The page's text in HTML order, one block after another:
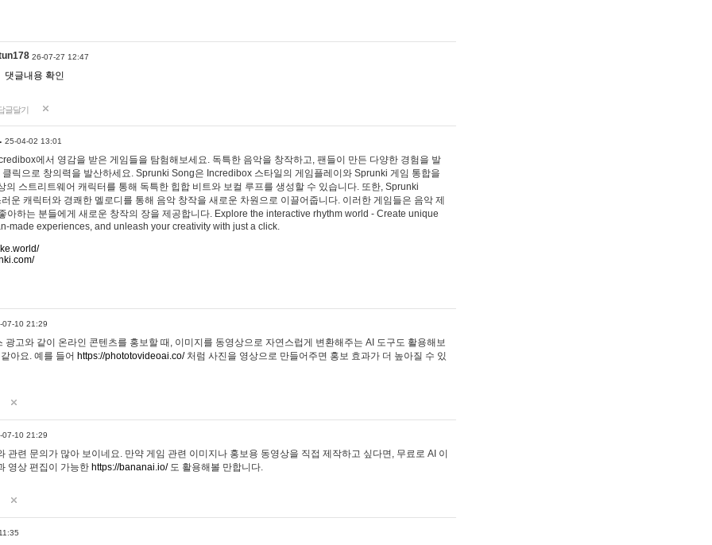
26-07-27 12:47
댓글내용 확인
글달기
25-04-02 13:01
에서 영감을 받은 게임들을 탐험해보세요. 독특한 음악을 창작하고, 팬들이 만든 다양한 경험을 발
클릭으로 창의력을 발산하세요. Sprunki Song은 Incredibox 스타일의 게임플레이와 Sprunki 게임 통합을
의 스트리트웨어 캐릭터를 통해 독특한 힙합 비트와 보컬 루프를 생성할 수 있습니다. 또한, Sprunki
운 캐릭터와 경쾌한 멜로디를 통해 음악 창작을 새로운 차원으로 이끌어줍니다. 이러한 게임들은 음악 제
아하는 분들에게 새로운 창작의 장을 제공합니다. Explore the interactive rhythm world - Create unique
made experiences, and unleash your creativity with just a click.
07-10 21:29
광고와 같이 온라인 콘텐츠를 홍보할 때, 이미지를 동영상으로 자연스럽게 변환해주는 AI 도구도 활용해보
아요. 예를 들어 https://phototovideoai.co/처럼 사진을 영상으로 만들어주면 홍보 효과가 더 높아질 수 있
07-10 21:29
관련 문의가 많아 보이네요. 만약 게임 관련 이미지나 홍보용 동영상을 직접 제작하고 싶다면, 무료로 AI 이
영상 편집이 가능한 https://bananai.io/도 활용해볼 만합니다.